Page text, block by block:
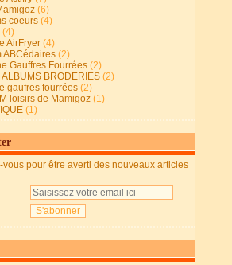
(6)
coeurs (4)
(4)
AirFryer (4)
ABCédaires (2)
Gauffres Fourrées (2)
ALBUMS BRODERIES (2)
gaufres fourrées (2)
loisirs de Mamigoz (1)
(1)
vous pour être averti des nouveaux articles